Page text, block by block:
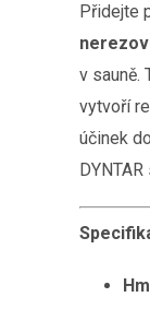
Přidejte
v sauně.
vytvoří
účinek